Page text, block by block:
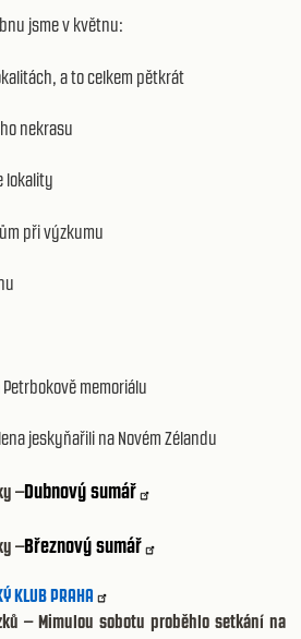
jsme v květnu:
a to celkem pětkrát
nekrasu
lokality
při výzkumu
memoriálu
jeskyňařili na Novém Zélandu
–Dubnový sumář
–Březnový sumář
KLUB PRAHA
– Mimulou sobotu proběhlo setkání na